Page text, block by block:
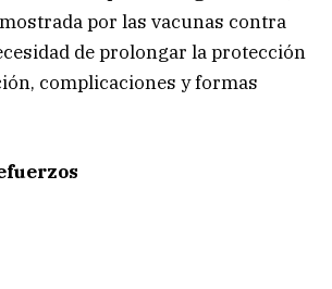
por las vacunas contra
de prolongar la protección
complicaciones y formas